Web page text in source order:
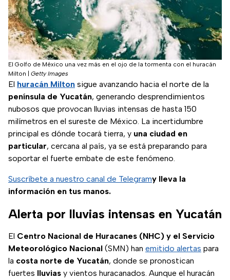
El Golfo de México una vez más en el ojo de la tormenta con el huracán
Milton
Getty Images
El huracán Milton sigue avanzando hacia el norte de la
península de Yucatán, generando desprendimientos
nubosos que provocan lluvias intensas de hasta 150
milímetros en el sureste de México. La incertidumbre
principal es dónde tocará tierra, y una ciudad en
particular, cercana al país, ya se está preparando para
soportar el fuerte embate de este fenómeno.
Suscríbete a nuestro canal de Telegramy lleva la
información en tus manos.
Alerta por lluvias intensas en Yucatán
El Centro Nacional de Huracanes (NHC) y el Servicio
Meteorológico Nacional (SMN) han emitido alertas para
la costa norte de Yucatán, donde se pronostican
fuertes lluvias y vientos huracanados. Aunque el huracán